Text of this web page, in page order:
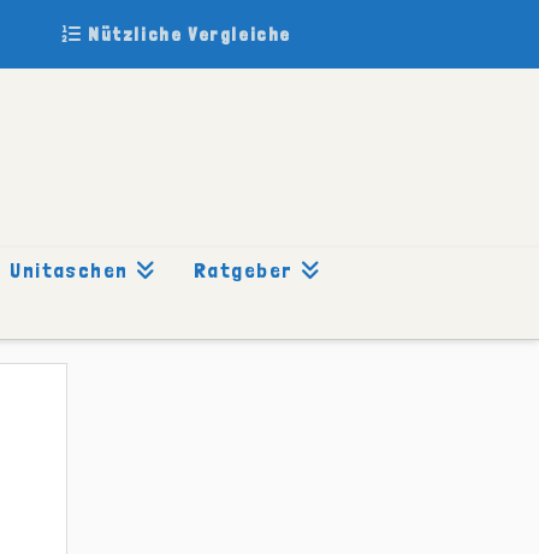
Nützliche Vergleiche
Unitaschen Ratgeber